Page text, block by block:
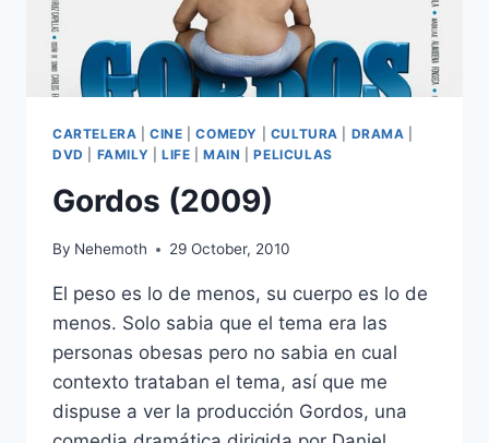
CARTELERA |CINE |COMEDY CULTURA DRAMA
DVD
FAMILY LIFE |MAIN |PELICULAS
Gordos (2009)
By Nehemoth 29 October, 2010
El peso es lo de menos, su cuerpo es lo de
menos. Solo sabia que el tema era las
personas obesas pero no sabia en cual
contexto trataban el tema, así que me
dispuse a ver la producción Gordos, una